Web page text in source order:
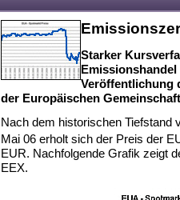
Starker
Veröffentlichung
der Europäischen
Nach dem historischen Tiefstand
Mai 06 erholt sich der Preis der
EUR. Nachfolgende Grafik zeigt
EEX.